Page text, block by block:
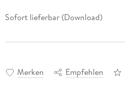
Sofort lieferbar (Download)
Merken Empfehlen